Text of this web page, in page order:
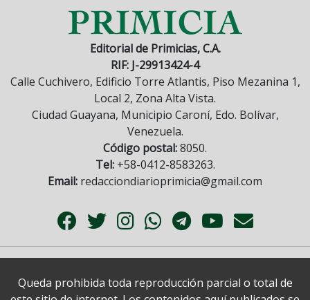
Editorial de Primicias, C.A.
RIF: J-29913424-4
Calle Cuchivero, Edificio Torre Atlantis, Piso Mezanina 1,
Local 2, Zona Alta Vista.
Ciudad Guayana, Municipio Caroní, Edo. Bolívar,
Venezuela.
Código postal:8050.
Tel:+58-0412-8583263.
Email: redacciondiarioprimicia@gmail.com
Queda prohibida toda reproducción parcial o total de